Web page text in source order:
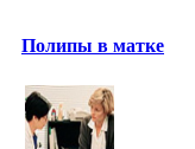
Полипы в матке